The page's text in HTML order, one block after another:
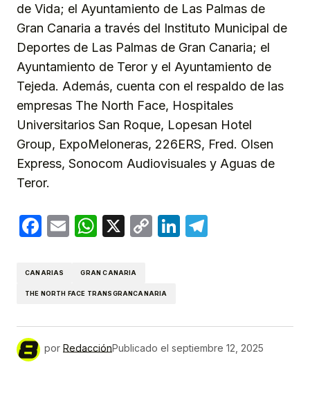
de Vida; el Ayuntamiento de Las Palmas de
Gran Canaria a través del Instituto Municipal de
Deportes de Las Palmas de Gran Canaria; el
Ayuntamiento de Teror y el Ayuntamiento de
Tejeda. Además, cuenta con el respaldo de las
empresas The North Face, Hospitales
Universitarios San Roque, Lopesan Hotel
Group, ExpoMeloneras, 226ERS, Fred. Olsen
Express, Sonocom Audiovisuales y Aguas de
Teror.
Facebook
EmailWhatsApp
X
CopyLinkedIn
CANARIAS GRAN CANARIA
THE NORTH FACE TRANSGRANCANARIA
por RedacciónPublicado el septiembre 12, 2025